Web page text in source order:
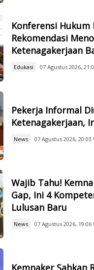
Konferensi Hukum
Rekomendasi
Ketenagakerjaan
Edukasi 07 Agustus 2026,
Pekerja Informal
Ketenagakerjaan,
News 07 Agustus 2026, 20:03
Wajib Tahu!
Gap, Ini 4
Lulusan Baru
News 07 Agustus 2026, 19:06
Kemnaker Sahkan